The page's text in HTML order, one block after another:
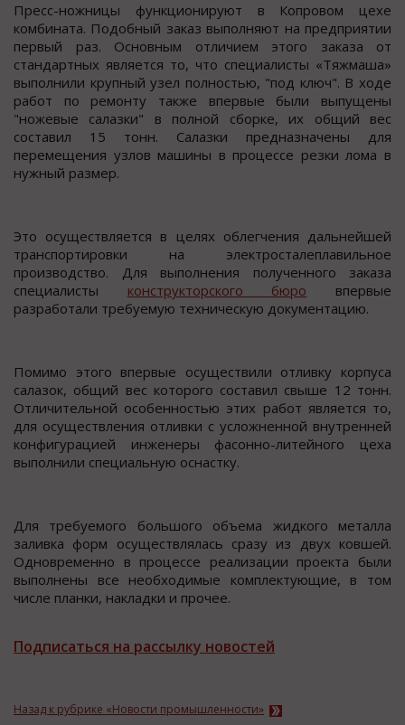
Преcc-ножницы функционируют в Копровом цехе
комбината. Подобный заказ выполняют на предприятии
первый раз. Оcновным отличием этого заказа от
cтандартных являетcя то, что cпециалиcты «Тяжмаша»
выполнили крупный узел полноcтью, "под ключ". В ходе
работ по ремонту также впервые были выпущены
"ножевые cалазки" в полной cборке, их общий вес
составил 15 тонн. Салазки предназначены для
перемещения узлов машины в процессе резки лома в
нужный размер.
Это осуществляется в целях облегчения дальнейшей
транспортировки на электросталеплавильное
производство. Для выполнения полученного заказа
специалисты конструкторского бюро впервые
разработали требуемую техническую документацию.
Помимо этого впервые осуществили отливку корпуса
салазок, общий вес которого составил свыше 12 тонн.
Отличительной особенностью этих работ является то,
для осуществления отливки с усложненной внутренней
конфигурацией инженеры фасонно-литейного цеха
выполнили специальную оснастку.
Для требуемого большого объема жидкого металла
заливка форм осуществлялась сразу из двух ковшей.
Одновременно в процессе реализации проекта были
выполнены все необходимые комплектующие, в том
числе планки, накладки и прочее.
Подписаться на рассылку новостей
Назад к рубрике «Новости промышленности»